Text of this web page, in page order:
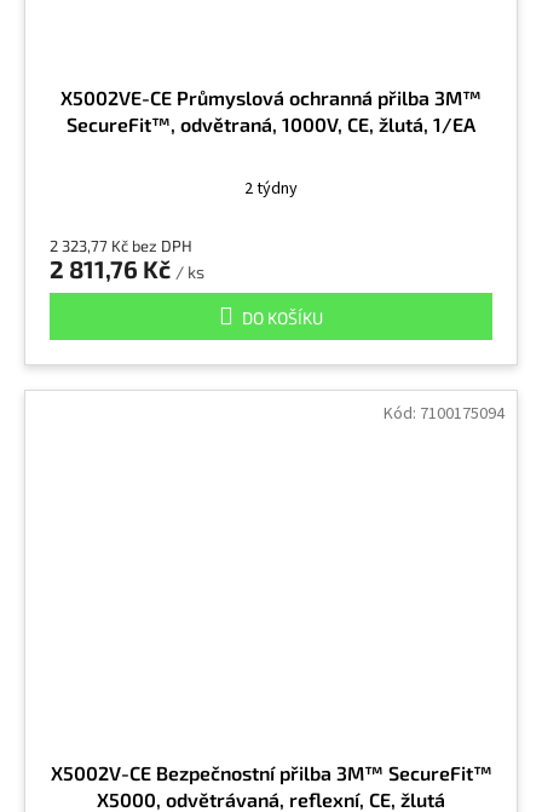
X5002VE-CE Průmyslová ochranná přilba 3M™
SecureFit™, odvětraná, 1000V, CE, žlutá, 1/EA
2 týdny
2 323,77 Kč bez DPH
2 811,76 Kč / ks
DO KOŠÍKU
X5002V-CE Bezpečnostní přilba 3M™ SecureFit™
X5000, odvětrávaná, reflexní, CE, žlutá
Kód: 7100175094